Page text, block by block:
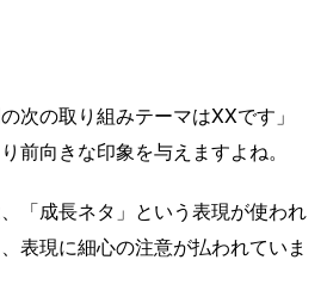
次の取り組みテーマはXXです」
前向きな印象を与えますよね。
「成長ネタ」という表現が使われ
表現に細心の注意が払われていま